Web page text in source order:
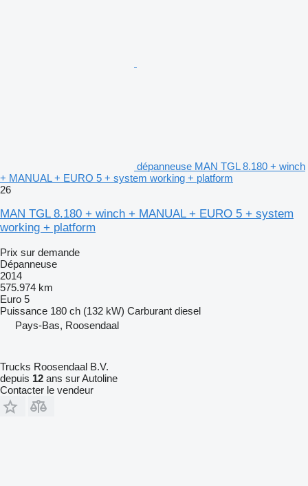
dépanneuse MAN TGL 8.180 + winch
+ MANUAL + EURO 5 + system working + platform
26
MAN TGL 8.180 + winch + MANUAL + EURO 5 + system
working + platform
Prix sur demande
Dépanneuse
2014
575.974 km
Euro 5
Puissance 180 ch (132 kW) Carburant diesel
Pays-Bas, Roosendaal
Trucks Roosendaal B.V.
depuis 12 ans sur Autoline
Contacter le vendeur